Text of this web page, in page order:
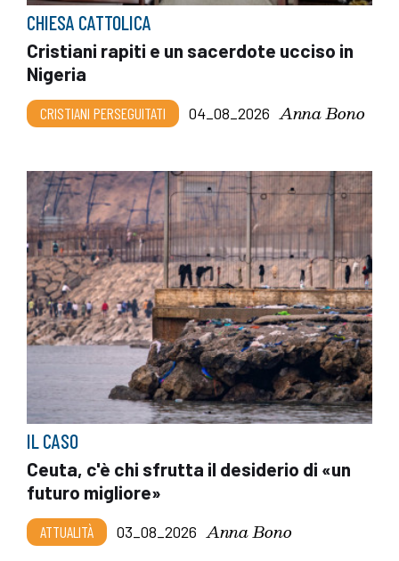
CHIESA CATTOLICA
Cristiani rapiti e un sacerdote ucciso in
Nigeria
CRISTIANI PERSEGUITATI 04_08_2026 Anna Bono
IL CASO
Ceuta, c'è chi sfrutta il desiderio di «un
futuro migliore»
ATTUALITÀ 03_08_2026 Anna Bono